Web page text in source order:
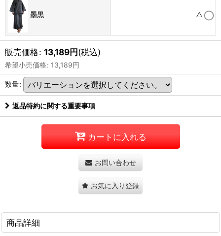
墨黒 △
販売価格: 13,189円(税込)
希望小売価格: 13,189円
数量:
返品特約に関する重要事項
カートに入れる
お問い合わせ
お気に入り登録
商品詳細